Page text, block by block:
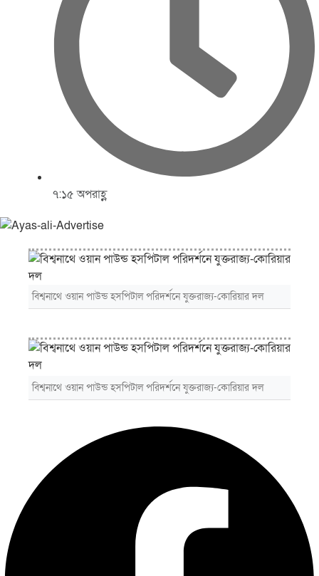
৭:১৫ অপরাহ্ণ
বিশ্বনাথে ওয়ান পাউন্ড হসপিটাল পরিদর্শনে যুক্তরাজ্য-কোরিয়ার দল
বিশ্বনাথে ওয়ান পাউন্ড হসপিটাল পরিদর্শনে যুক্তরাজ্য-কোরিয়ার দল